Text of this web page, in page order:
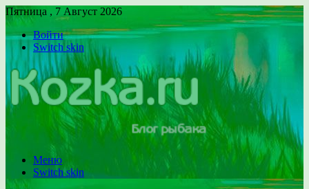
Пятница , 7 Август 2026
Войти
Switch skin
Меню
Switch skin